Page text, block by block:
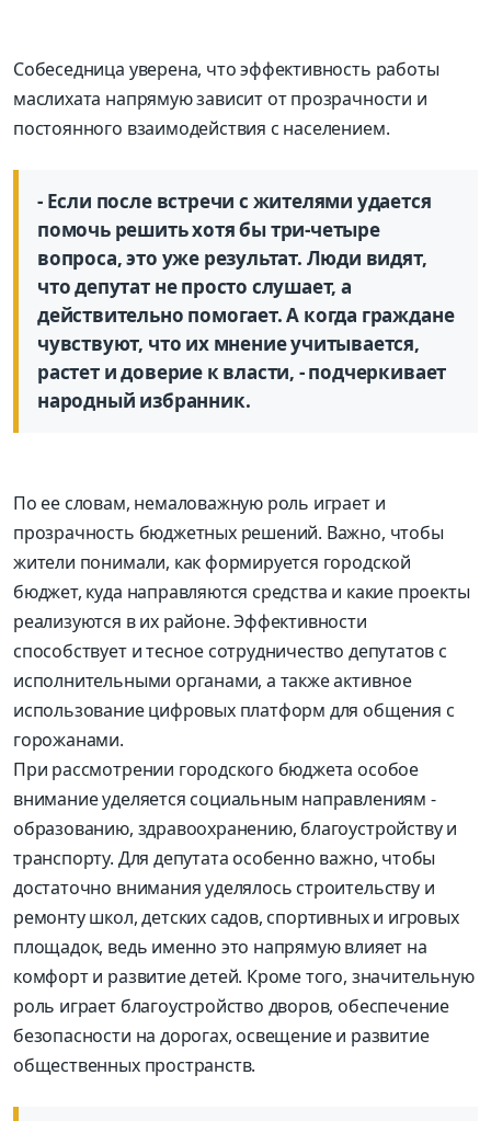
Собеседница уверена, что эффективность работы
маслихата напрямую зависит от прозрачности и
постоянного взаимодействия с населением.
- Если после встречи с жителями удается
помочь решить хотя бы три-четыре
вопроса, это уже результат. Люди видят,
что депутат не просто слушает, а
действительно помогает. А когда граждане
чувствуют, что их мнение учитывается,
растет и доверие к власти, - подчеркивает
народный избранник.
По ее словам, немаловажную роль играет и
прозрачность бюджетных решений. Важно, чтобы
жители понимали, как формируется городской
бюджет, куда направляются средства и какие проекты
реализуются в их районе. Эффективности
способствует и тесное сотрудничество депутатов с
исполнительными органами, а также активное
использование цифровых платформ для общения с
горожанами.
При рассмотрении городского бюджета особое
внимание уделяется социальным направлениям -
образованию, здравоохранению, благоустройству и
транспорту. Для депутата особенно важно, чтобы
достаточно внимания уделялось строительству и
ремонту школ, детских садов, спортивных и игровых
площадок, ведь именно это напрямую влияет на
комфорт и развитие детей. Кроме того, значительную
роль играет благоустройство дворов, обеспечение
безопасности на дорогах, освещение и развитие
общественных пространств.